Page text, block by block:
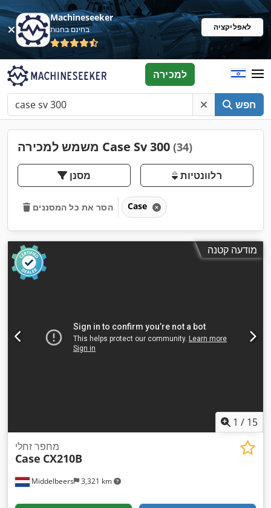
Machineseeker
בחינם בחנות לאפליקציה
חפש
למכירה
משמש למכירה Case Sv 300 (34)
מסנן רלוונטיות
הסר את כל המסננים Case
מודעה קטנה
1 / 15
Middelbeers 3,321 km
מחפר זחלי
Case CX210B